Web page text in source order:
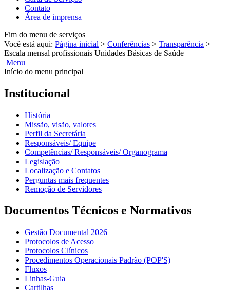
Contato
Área de imprensa
Fim do menu de serviços
Você está aqui: Página inicial > Conferências > Transparência >
Escala mensal profissionais Unidades Básicas de Saúde
Menu
Início do menu principal
Institucional
História
Missão, visão, valores
Perfil da Secretária
Responsáveis/ Equipe
Competências/ Responsáveis/ Organograma
Legislação
Localização e Contatos
Perguntas mais frequentes
Remoção de Servidores
Documentos Técnicos e Normativos
Gestão Documental 2026
Protocolos de Acesso
Protocolos Clínicos
Procedimentos Operacionais Padrão (POP'S)
Fluxos
Linhas-Guia
Cartilhas